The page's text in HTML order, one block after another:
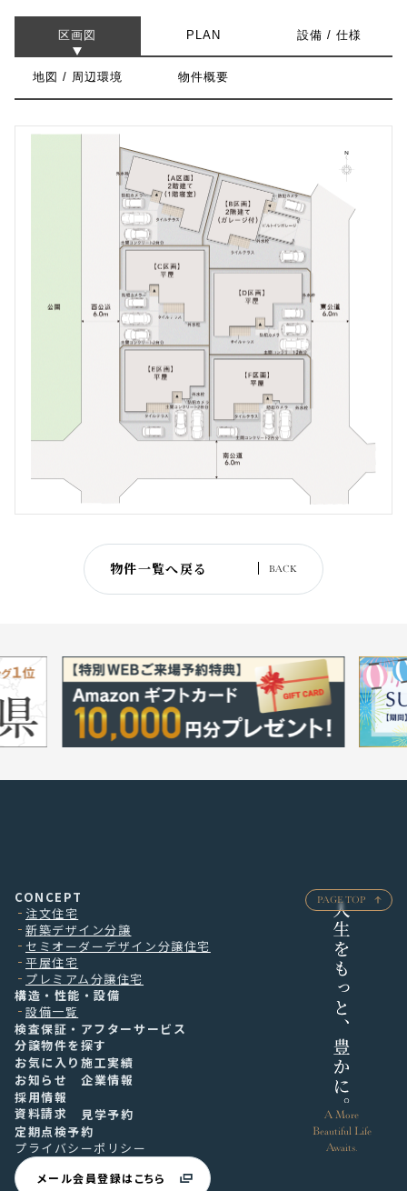
区画図 PLAN 設備 / 仕様
地図 / 周辺環境 物件概要
物件一覧へ戻る BACK
A More
Beautiful Life
Awaits.
PAGE TOP
CONCEPT
注文住宅
新築デザイン分譲
セミオーダーデザイン分譲住宅
平屋住宅
プレミアム分譲住宅
構造・性能・設備
設備一覧
検査保証・アフターサービス
分譲物件を探す
お気に入り 施工実績
お知らせ
企業情報
採用情報
資料請求
見学予約
定期点検予約
プライバシーポリシー
メール会員登録はこちら